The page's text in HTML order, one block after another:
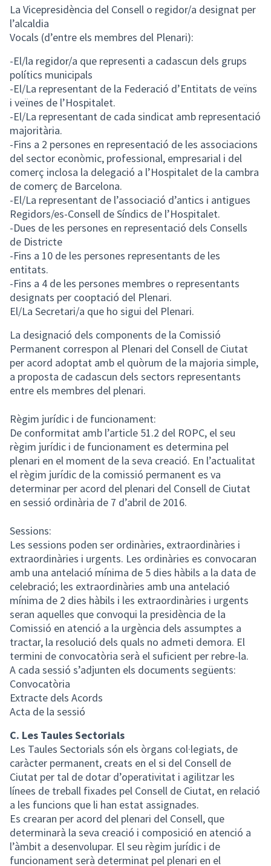
La Vicepresidència del Consell o regidor/a designat per
l’alcaldia
Vocals (d’entre els membres del Plenari):
-El/la regidor/a que representi a cadascun dels grups
polítics municipals
-El/La representant de la Federació d’Entitats de veïns
i veïnes de l’Hospitalet.
-El/La representant de cada sindicat amb representació
majoritària.
-Fins a 2 persones en representació de les associacions
del sector econòmic, professional, empresarial i del
comerç inclosa la delegació a l’Hospitalet de la cambra
de comerç de Barcelona.
-El/La representant de l’associació d’antics i antigues
Regidors/es-Consell de Síndics de l’Hospitalet.
-Dues de les persones en representació dels Consells
de Districte
-Fins a 10 de les persones representants de les
entitats.
-Fins a 4 de les persones membres o representants
designats per cooptació del Plenari.
El/La Secretari/a que ho sigui del Plenari.
La designació dels components de la Comissió
Permanent correspon al Plenari del Consell de Ciutat
per acord adoptat amb el quòrum de la majoria simple,
a proposta de cadascun dels sectors representants
entre els membres del plenari.
Règim jurídic i de funcionament:
De conformitat amb l’article 51.2 del ROPC, el seu
règim jurídic i de funcionament es determina pel
plenari en el moment de la seva creació. En l’actualitat
el règim jurídic de la comissió permanent es va
determinar per acord del plenari del Consell de Ciutat
en sessió ordinària de 7 d’abril de 2016.
Sessions:
Les sessions poden ser ordinàries, extraordinàries i
extraordinàries i urgents. Les ordinàries es convocaran
amb una antelació mínima de 5 dies hàbils a la data de
celebració; les extraordinàries amb una antelació
mínima de 2 dies hàbils i les extraordinàries i urgents
seran aquelles que convoqui la presidència de la
Comissió en atenció a la urgència dels assumptes a
tractar, la resolució dels quals no admeti demora. El
termini de convocatòria serà el suficient per rebre-la.
A cada sessió s’adjunten els documents següents:
Convocatòria
Extracte dels Acords
Acta de la sessió
C. Les Taules Sectorials
Les Taules Sectorials són els òrgans col·legiats, de
caràcter permanent, creats en el si del Consell de
Ciutat per tal de dotar d’operativitat i agilitzar les
línees de treball fixades pel Consell de Ciutat, en relació
a les funcions que li han estat assignades.
Es crearan per acord del plenari del Consell, que
determinarà la seva creació i composició en atenció a
l’àmbit a desenvolupar. El seu règim jurídic i de
funcionament serà determinat pel plenari en el